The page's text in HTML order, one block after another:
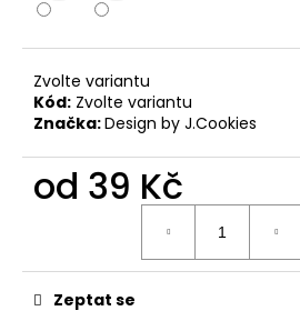
Zvolte variantu
Kód: Zvolte variantu
Značka:Design by J.Cookies
od 39 Kč
Zeptat se
D
o
p
o
č
u
m
e